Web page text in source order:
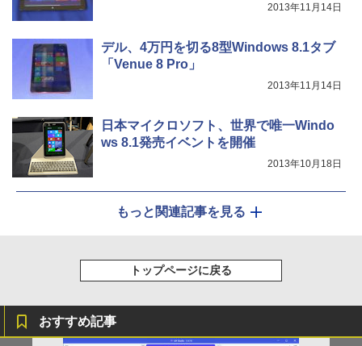
2013年11月14日
デル、4万円を切る8型Windows 8.1タブ
「Venue 8 Pro」
2013年11月14日
日本マイクロソフト、世界で唯一Windo
ws 8.1発売イベントを開催
2013年10月18日
もっと関連記事を見る
トップページに戻る
おすすめ記事